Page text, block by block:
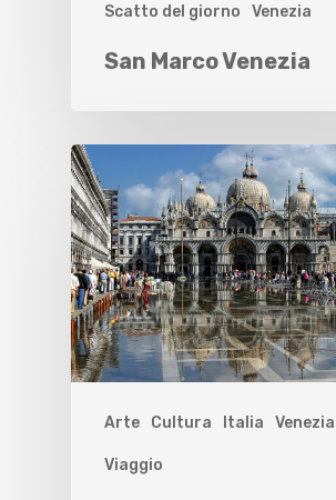
Scatto del giorno Venezia
San Marco Venezia
Arte Cultura Italia Venezia
Viaggio